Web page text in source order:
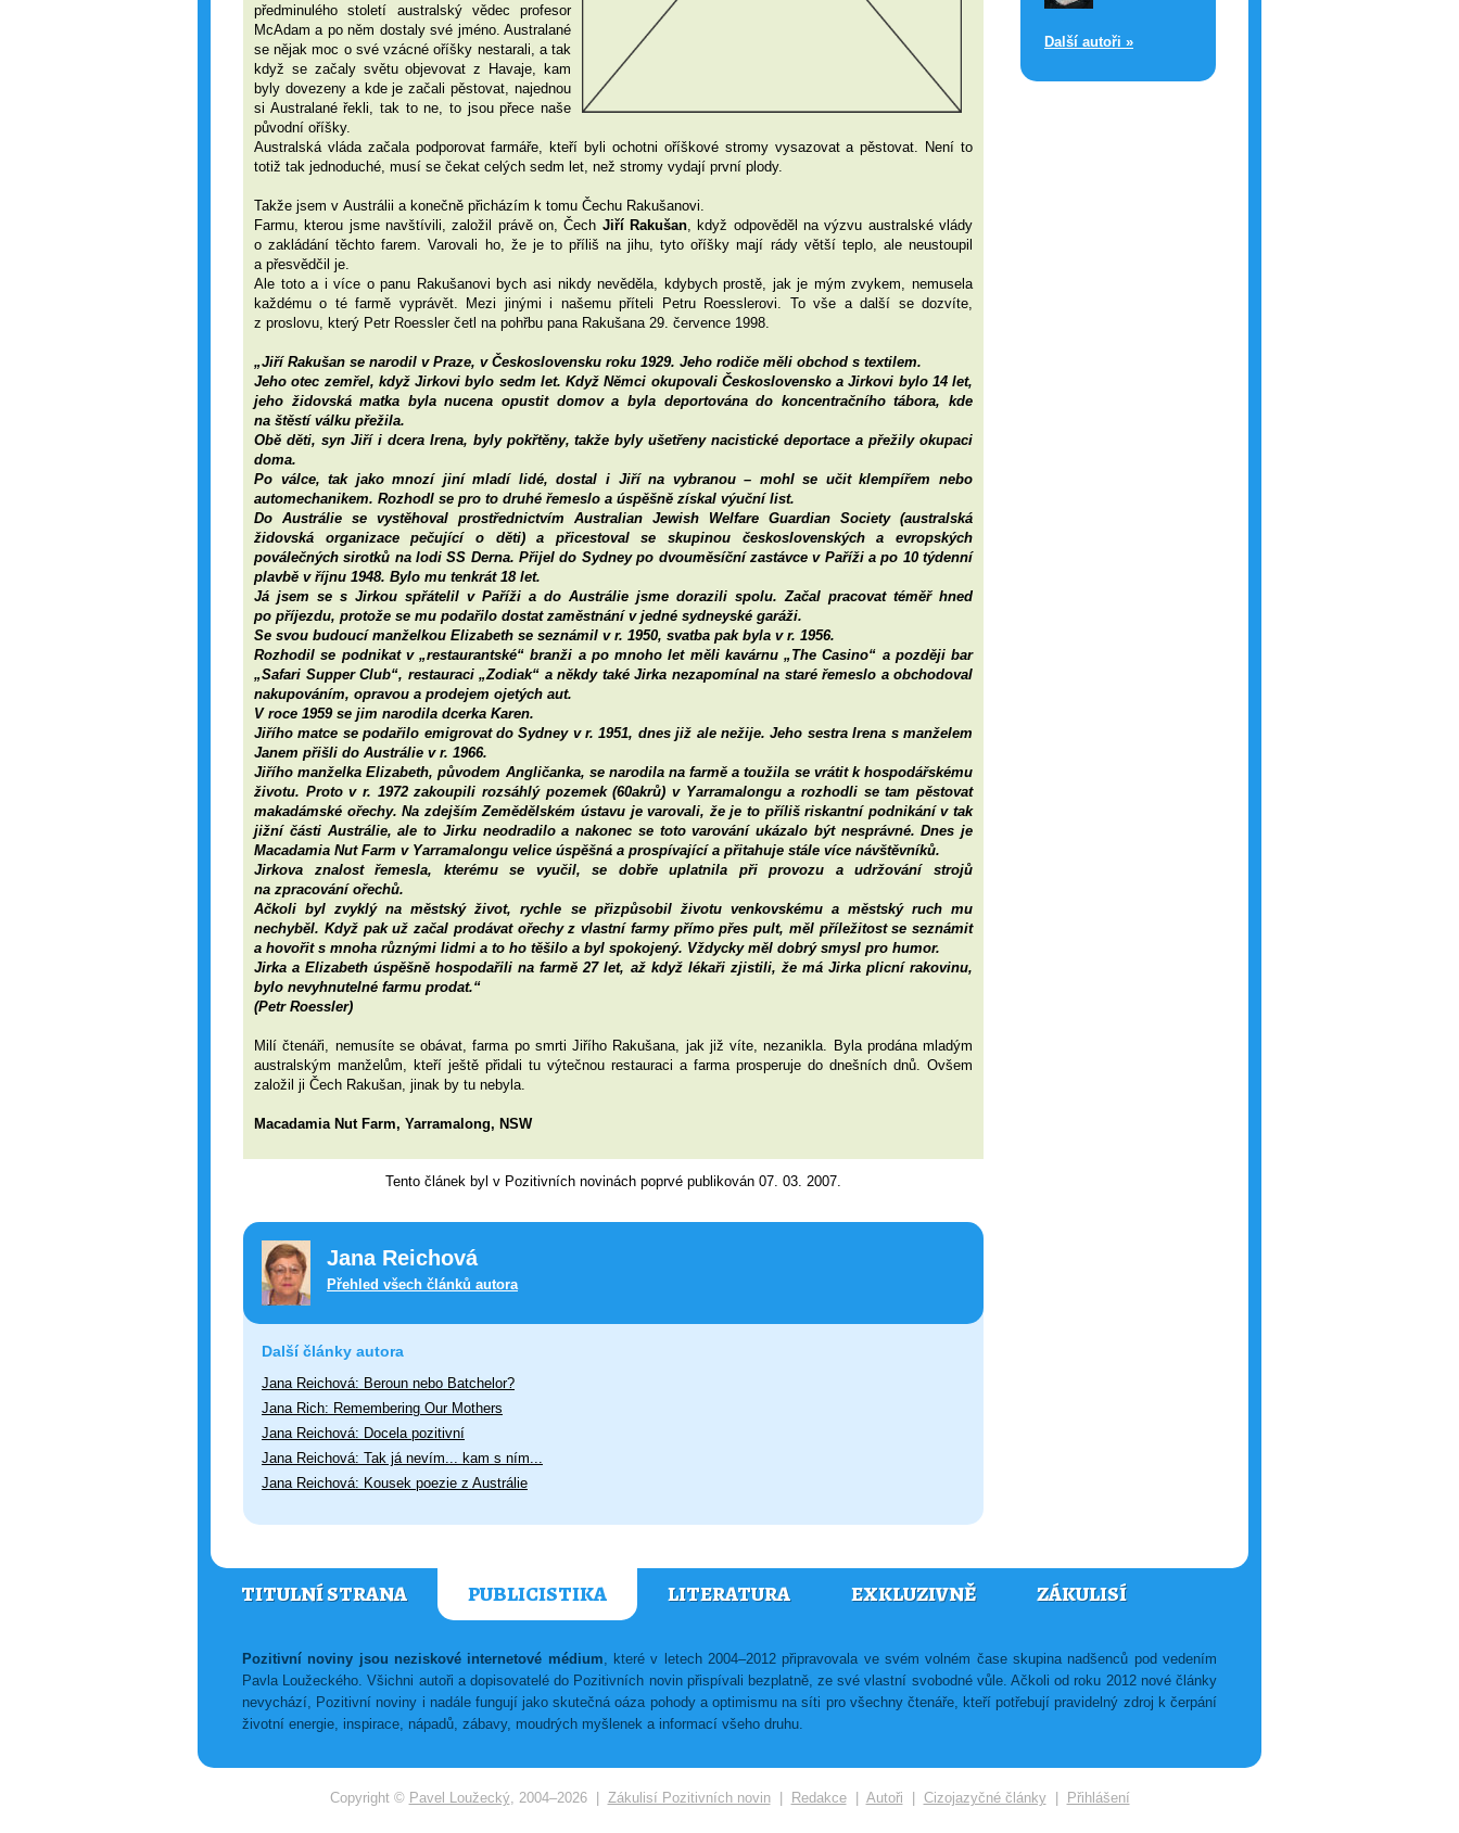
předminulého století australský vědec profesor
McAdam a po něm dostaly své jméno. Australané
se nějak moc o své vzácné oříšky nestarali, a tak
když se začaly světu objevovat z Havaje, kam
byly dovezeny a kde je začali pěstovat, najednou
si Australané řekli, tak to ne, to jsou přece naše
původní oříšky.
Australská vláda začala podporovat farmáře, kteří byli ochotni oříškové stromy vysazovat a pěstovat. Není to
totiž tak jednoduché, musí se čekat celých sedm let, než stromy vydají první plody.
Takže jsem v Austrálii a konečně přicházím k tomu Čechu Rakušanovi.
Farmu, kterou jsme navštívili, založil právě on, Čech Jiří Rakušan, když odpověděl na výzvu australské vlády
o zakládání těchto farem. Varovali ho, že je to příliš na jihu, tyto oříšky mají rády větší teplo, ale neustoupil
a přesvědčil je.
Ale toto a i více o panu Rakušanovi bych asi nikdy nevěděla, kdybych prostě, jak je mým zvykem, nemusela
každému o té farmě vyprávět. Mezi jinými i našemu příteli Petru Roesslerovi. To vše a další se dozvíte,
z proslovu, který Petr Roessler četl na pohřbu pana Rakušana 29. července 1998.
„Jiří Rakušan se narodil v Praze, v Československu roku 1929. Jeho rodiče měli obchod s textilem.
Jeho otec zemřel, když Jirkovi bylo sedm let. Když Němci okupovali Československo a Jirkovi bylo 14 let,
jeho židovská matka byla nucena opustit domov a byla deportována do koncentračního tábora, kde
na štěstí válku přežila.
Obě děti, syn Jiří i dcera Irena, byly pokřtěny, takže byly ušetřeny nacistické deportace a přežily okupaci
doma.
Po válce, tak jako mnozí jiní mladí lidé, dostal i Jiří na vybranou – mohl se učit klempířem nebo
automechanikem. Rozhodl se pro to druhé řemeslo a úspěšně získal výuční list.
Do Austrálie se vystěhoval prostřednictvím Australian Jewish Welfare Guardian Society (australská
židovská organizace pečující o děti) a přicestoval se skupinou československých a evropských
poválečných sirotků na lodi SS Derna. Přijel do Sydney po dvouměsíční zastávce v Paříži a po 10 týdenní
plavbě v říjnu 1948. Bylo mu tenkrát 18 let.
Já jsem se s Jirkou spřátelil v Paříži a do Austrálie jsme dorazili spolu. Začal pracovat téměř hned
po příjezdu, protože se mu podařilo dostat zaměstnání v jedné sydneyské garáži.
Se svou budoucí manželkou Elizabeth se seznámil v r. 1950, svatba pak byla v r. 1956.
Rozhodil se podnikat v „restaurantské“ branži a po mnoho let měli kavárnu „The Casino“ a později bar
„Safari Supper Club“, restauraci „Zodiak“ a někdy také Jirka nezapomínal na staré řemeslo a obchodoval
nakupováním, opravou a prodejem ojetých aut.
V roce 1959 se jim narodila dcerka Karen.
Jiřího matce se podařilo emigrovat do Sydney v r. 1951, dnes již ale nežije. Jeho sestra Irena s manželem
Janem přišli do Austrálie v r. 1966.
Jiřího manželka Elizabeth, původem Angličanka, se narodila na farmě a toužila se vrátit k hospodářskému
životu. Proto v r. 1972 zakoupili rozsáhlý pozemek (60akrů) v Yarramalongu a rozhodli se tam pěstovat
makadámské ořechy. Na zdejším Zemědělském ústavu je varovali, že je to příliš riskantní podnikání v tak
jižní části Austrálie, ale to Jirku neodradilo a nakonec se toto varování ukázalo být nesprávné. Dnes je
Macadamia Nut Farm v Yarramalongu velice úspěšná a prospívající a přitahuje stále více návštěvníků.
Jirkova znalost řemesla, kterému se vyučil, se dobře uplatnila při provozu a udržování strojů
na zpracování ořechů.
Ačkoli byl zvyklý na městský život, rychle se přizpůsobil životu venkovskému a městský ruch mu
nechyběl. Když pak už začal prodávat ořechy z vlastní farmy přímo přes pult, měl příležitost se seznámit
a hovořit s mnoha různými lidmi a to ho těšilo a byl spokojený. Vždycky měl dobrý smysl pro humor.
Jirka a Elizabeth úspěšně hospodařili na farmě 27 let, až když lékaři zjistili, že má Jirka plicní rakovinu,
bylo nevyhnutelné farmu prodat.“
(Petr Roessler)
Milí čtenáři, nemusíte se obávat, farma po smrti Jiřího Rakušana, jak již víte, nezanikla. Byla prodána mladým
australským manželům, kteří ještě přidali tu výtečnou restauraci a farma prosperuje do dnešních dnů. Ovšem
založil ji Čech Rakušan, jinak by tu nebyla.
Macadamia Nut Farm, Yarramalong, NSW
Tento článek byl v Pozitivních novinách poprvé publikován 07. 03. 2007.
Jana Reichová
Přehled všech článků autora
Další články autora
Jana Reichová: Beroun nebo Batchelor?
Jana Rich: Remembering Our Mothers
Jana Reichová: Docela pozitivní
Jana Reichová: Tak já nevím... kam s ním...
Jana Reichová: Kousek poezie z Austrálie
Další autoři »
TITULNÍ STRANA PUBLICISTIKA LITERATURA EXKLUZIVNĚ ZÁKULISÍ
Pozitivní noviny jsou neziskové internetové médium, které v letech 2004–2012 připravovala ve svém volném čase skupina nadšenců pod vedením
Pavla Loužeckého. Všichni autoři a dopisovatelé do Pozitivních novin přispívali bezplatně, ze své vlastní svobodné vůle. Ačkoli od roku 2012 nové články
nevychází, Pozitivní noviny i nadále fungují jako skutečná oáza pohody a optimismu na síti pro všechny čtenáře, kteří potřebují pravidelný zdroj k čerpání
životní energie, inspirace, nápadů, zábavy, moudrých myšlenek a informací všeho druhu.
Copyright © Pavel Loužecký, 2004–2026 | Zákulisí Pozitivních novin| Redakce| Autoři Cizojazyčné články| Přihlášení